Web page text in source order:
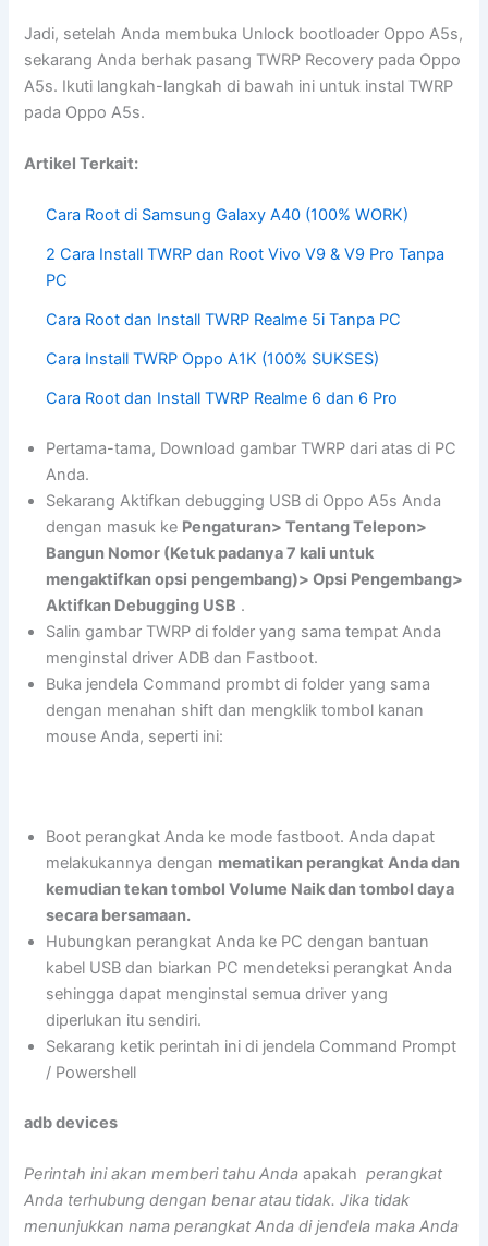
Jadi, setelah Anda membuka Unlock bootloader Oppo A5s,
sekarang Anda berhak pasang TWRP Recovery pada Oppo
A5s. Ikuti langkah-langkah di bawah ini untuk instal TWRP
pada Oppo A5s.
Artikel Terkait:
Cara Root di Samsung Galaxy A40 (100% WORK)
2 Cara Install TWRP dan Root Vivo V9 & V9 Pro Tanpa
PC
Cara Root dan Install TWRP Realme 5i Tanpa PC
Cara Install TWRP Oppo A1K (100% SUKSES)
Cara Root dan Install TWRP Realme 6 dan 6 Pro
Pertama-tama, Download gambar TWRP dari atas di PC
Anda.
Sekarang Aktifkan debugging USB di Oppo A5s Anda
dengan masuk ke Pengaturan> Tentang Telepon>
Bangun Nomor (Ketuk padanya 7 kali untuk
mengaktifkan opsi pengembang)> Opsi Pengembang>
Aktifkan Debugging USB .
Salin gambar TWRP di folder yang sama tempat Anda
menginstal driver ADB dan Fastboot.
Buka jendela Command prombt di folder yang sama
dengan menahan shift dan mengklik tombol kanan
mouse Anda, seperti ini:
Boot perangkat Anda ke mode fastboot. Anda dapat
melakukannya dengan mematikan perangkat Anda dan
kemudian tekan tombol Volume Naik dan tombol daya
secara bersamaan.
Hubungkan perangkat Anda ke PC dengan bantuan
kabel USB dan biarkan PC mendeteksi perangkat Anda
sehingga dapat menginstal semua driver yang
diperlukan itu sendiri.
Sekarang ketik perintah ini di jendela Command Prompt
/ Powershell
adb devices
Perintah ini akan memberi tahu Anda apakah perangkat
Anda terhubung dengan benar atau tidak. Jika tidak
menunjukkan nama perangkat Anda di jendela maka Anda